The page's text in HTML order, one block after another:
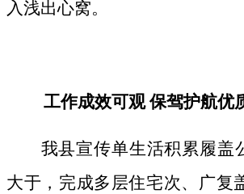
入浅出心窝。
工作成效可观 保驾护航优
我县宣传单生活积累履盖
大于，完成多层住宅次、广复